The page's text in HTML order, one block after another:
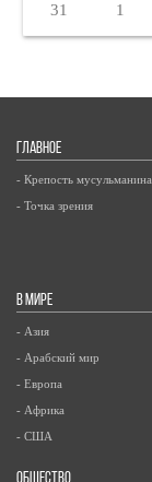
31 1
ГЛАВНОЕ
- Крепость мусульманина
- Точка зрения
В МИРЕ
- Азия
- Арабский мир
- Европа
- Африка
- США